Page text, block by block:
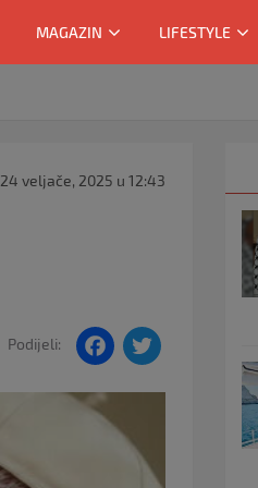
MAGAZIN LIFESTYLE
24 veljače, 2025 u 12:43
Podijeli:
F
e